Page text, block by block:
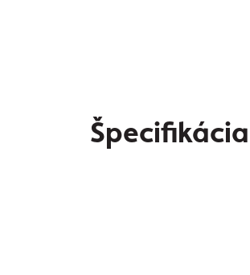
Špecifikácia